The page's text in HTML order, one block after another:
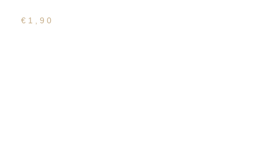
€ 1,90